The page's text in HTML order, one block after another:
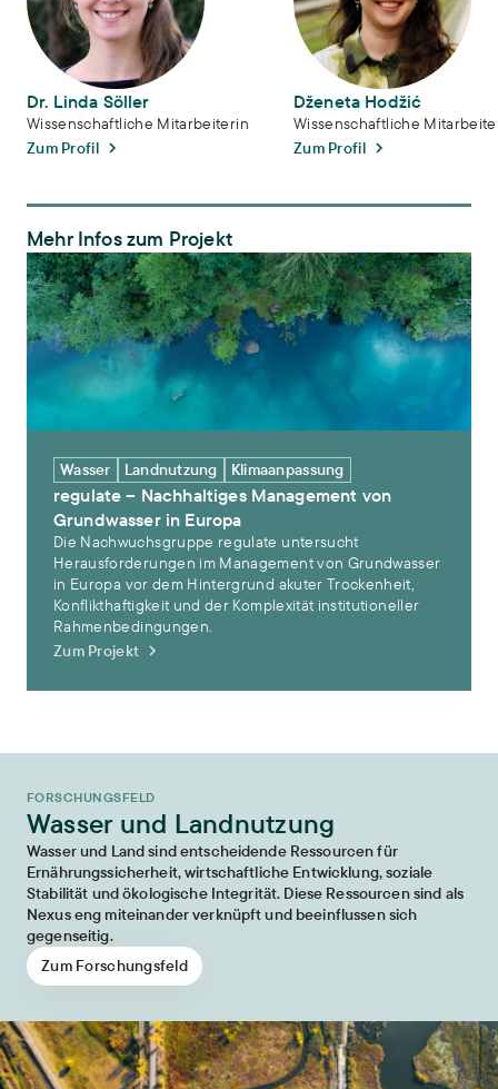
Dr. Linda Söller
Wissenschaftliche Mitarbeiterin
Zum Profil
Dženeta Hodžić
Wissenschaftliche
Zum Profil
Mehr Infos zum Projekt
regulate – Nachhaltiges Management von Grundwasser in Europa
Wasser Landnutzung Klimaanpassung
regulate – Nachhaltiges Management von
Grundwasser in Europa
Die Nachwuchsgruppe regulate untersucht
Herausforderungen im Management von Grundwasser
in Europa vor dem Hintergrund akuter Trockenheit,
Konflikthaftigkeit und der Komplexität institutioneller
Rahmenbedingungen.
Zum Projekt
FORSCHUNGSFELD
Wasser und Landnutzung
Wasser und Land sind entscheidende Ressourcen für
Ernährungssicherheit, wirtschaftliche Entwicklung, soziale
Stabilität und ökologische Integrität. Diese Ressourcen sind als
Nexus eng miteinander verknüpft und beeinflussen sich
gegenseitig.
Zum Forschungsfeld